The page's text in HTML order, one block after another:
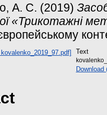
А. С. (2019)
«Трикотажні
Text
Download